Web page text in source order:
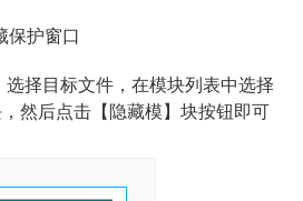
保护窗口
选择目标文件，在模块列表中选择
然后点击【隐藏模】块按钮即可